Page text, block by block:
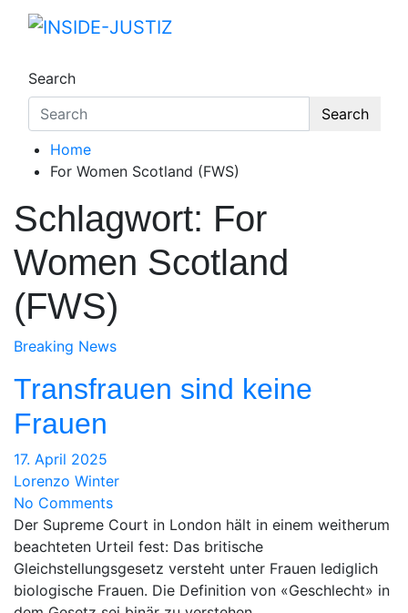
Skip
Search
Search
Home
For Women Scotland (FWS)
Schlagwort: For
Women Scotland
(FWS)
Breaking News
Transfrauen sind keine
Frauen
17. April 2025
Lorenzo Winter
No Comments
Der Supreme Court in London hält in einem weitherum
beachteten Urteil fest: Das britische
Gleichstellungsgesetz versteht unter Frauen lediglich
biologische Frauen. Die Definition von «Geschlecht» in